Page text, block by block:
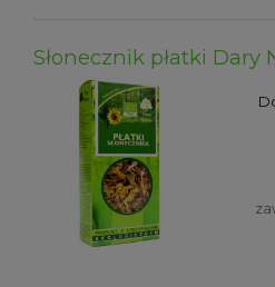
Słonecznik płatki Dary